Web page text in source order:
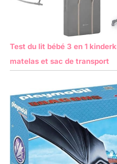
Test du lit bébé 3 en 1
matelas et sac de transport